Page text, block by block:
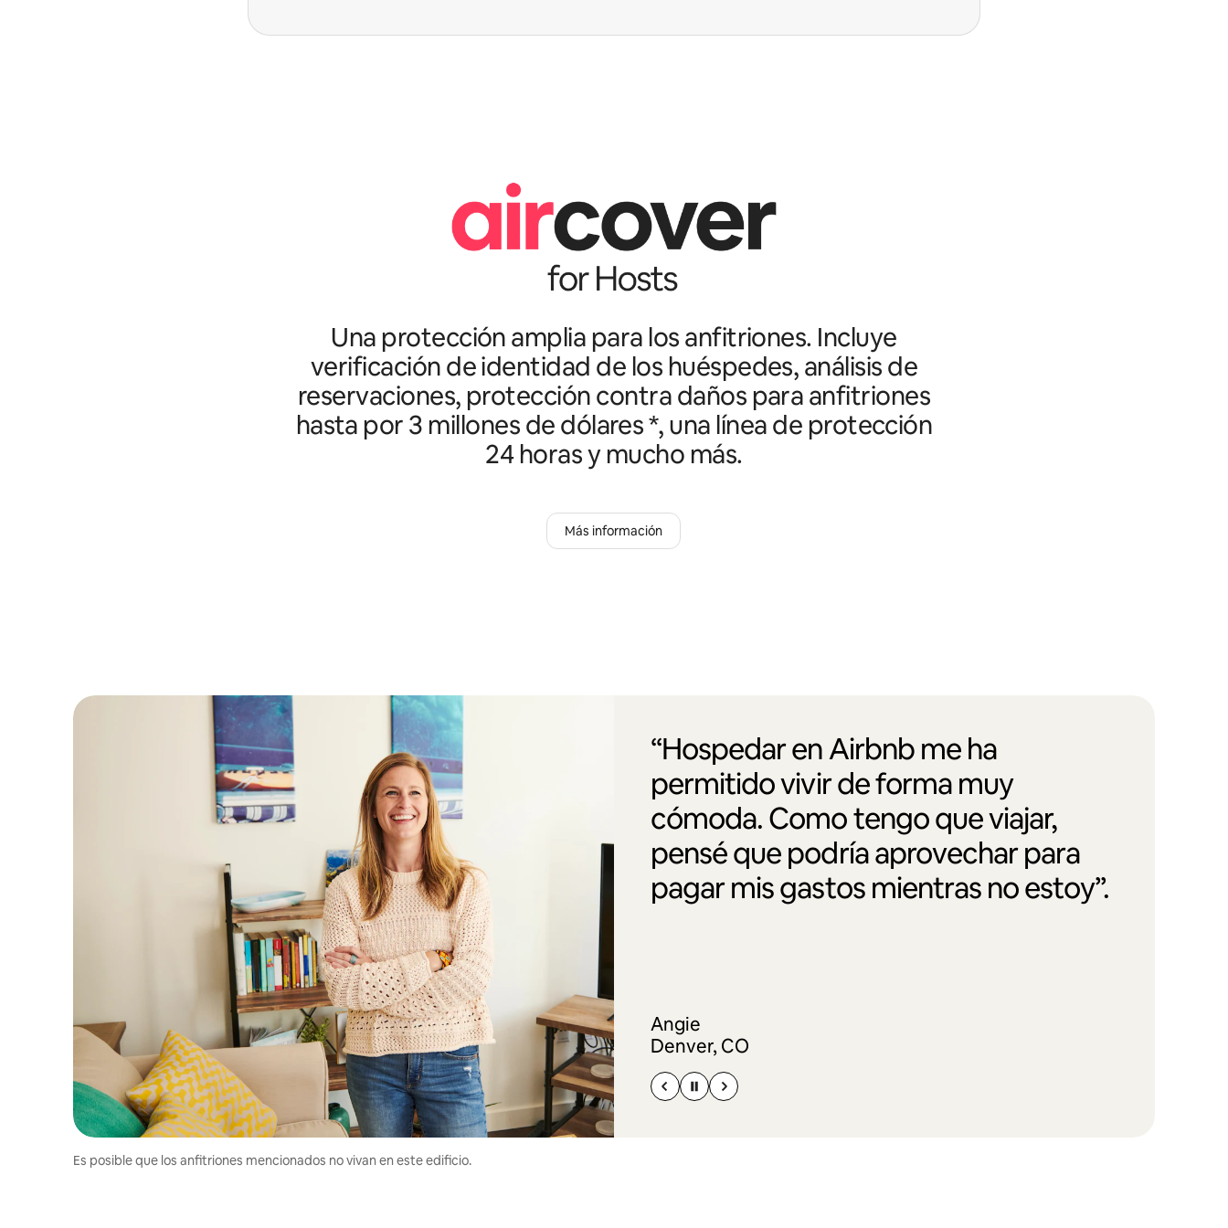
Una protección amplia para los anfitriones. Incluye
verificación de identidad de los huéspedes, análisis de
reservaciones, protección contra daños para anfitriones
hasta por 3 millones de dólares *, una línea de protección
24 horas y mucho más.
Más información
“Hospedar en Airbnb me ha
permitido vivir de forma muy
cómoda. Como tengo que viajar,
pensé que podría aprovechar para
pagar mis gastos mientras no estoy”.
Angie
Denver, CO
Es posible que los anfitriones mencionados no vivan en este edificio.